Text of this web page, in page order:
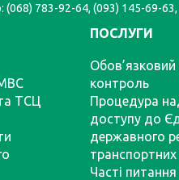
(068) 783-92-64, (093) 145-69-
ТСЦ
ПОСЛУГИ
Обов’язковий
контроль
Процедура
доступу до
державного
транспортних
Часті питання